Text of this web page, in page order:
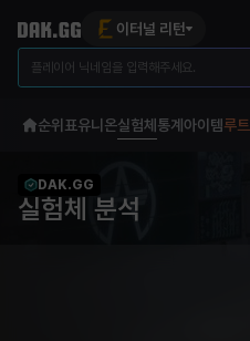
이터널 리턴
순위표유니온실험체 통계 아이템루트
DAK.GG
실험체 분석